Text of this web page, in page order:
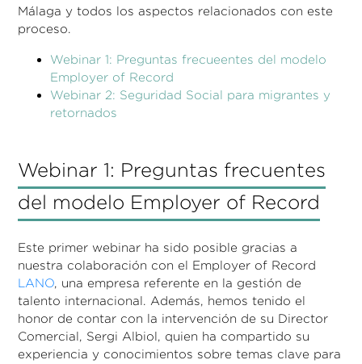
Málaga y todos los aspectos relacionados con este
proceso.
Webinar 1: Preguntas frecueentes del modelo
Employer of Record
Webinar 2: Seguridad Social para migrantes y
retornados
Webinar 1: Preguntas frecuentes
del modelo Employer of Record
Este primer webinar ha sido posible gracias a
nuestra colaboración con el Employer of Record
LANO , una empresa referente en la gestión de
talento internacional. Además, hemos tenido el
honor de contar con la intervención de su Director
Comercial, Sergi Albiol, quien ha compartido su
experiencia y conocimientos sobre temas clave para